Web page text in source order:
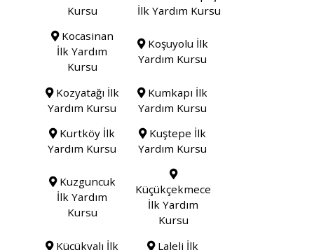
Kursu
İlk Yardım Kursu
Kocasinan
İlk Yardım
Kursu
Koşuyolu İlk
Yardım Kursu
Kozyatağı İlk
Yardım Kursu
Kumkapı İlk
Yardım Kursu
Kurtköy İlk
Yardım Kursu
Kuştepe İlk
Yardım Kursu
Kuzguncuk
İlk Yardım
Kursu
Küçükçekmece
İlk Yardım
Kursu
Küçükyalı İlk
Laleli İlk